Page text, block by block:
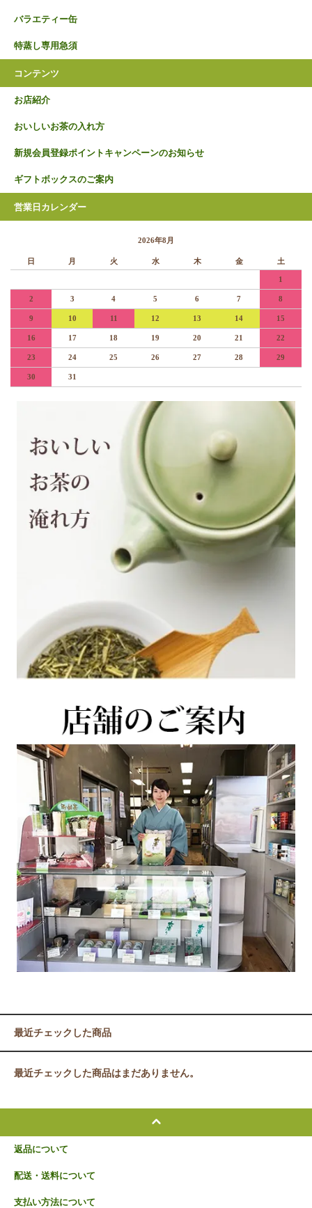
バラエティー缶
特蒸し専用急須
コンテンツ
お店紹介
おいしいお茶の入れ方
新規会員登録ポイントキャンペーンのお知らせ
ギフトボックスのご案内
営業日カレンダー
2026年8月
日 月 火 水 木 金 土
1
2 3 4 5 6 7 8
9 10 11 12 13 14 15
16 17 18 19 20 21 22
23 24 25 26 27 28 29
30 31
最近チェックした商品
最近チェックした商品はまだありません。
返品について
配送・送料について
支払い方法について